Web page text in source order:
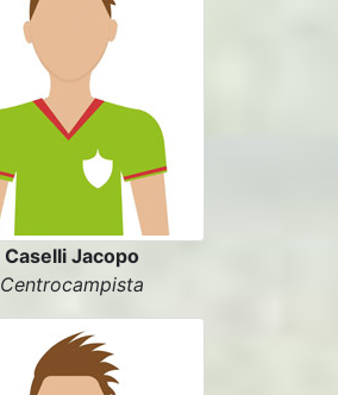
Caselli Jacopo
Centrocampista